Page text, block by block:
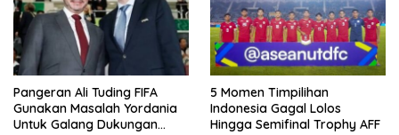
Pangeran Ali Tuding FIFA
Gunakan Masalah Yordania
Untuk Galang Dukungan
5 Momen Timpilihan
Indonesia Gagal Lolos
Hingga Semifinal Trophy AFF